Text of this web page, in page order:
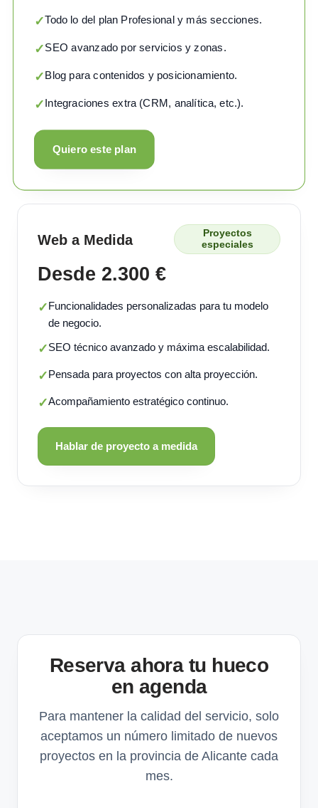
✓Todo lo del plan Profesional y más secciones.
✓SEO avanzado por servicios y zonas.
✓Blog para contenidos y posicionamiento.
✓Integraciones extra (CRM, analítica, etc.).
Quiero este plan
Web a Medida
Proyectos
especiales
Desde 2.300 €
✓Funcionalidades personalizadas para tu modelo
de negocio.
✓SEO técnico avanzado y máxima escalabilidad.
✓Pensada para proyectos con alta proyección.
✓Acompañamiento estratégico continuo.
Hablar de proyecto a medida
Reserva ahora tu hueco
en agenda
Para mantener la calidad del servicio, solo
aceptamos un número limitado de nuevos
proyectos en la provincia de Alicante cada
mes.